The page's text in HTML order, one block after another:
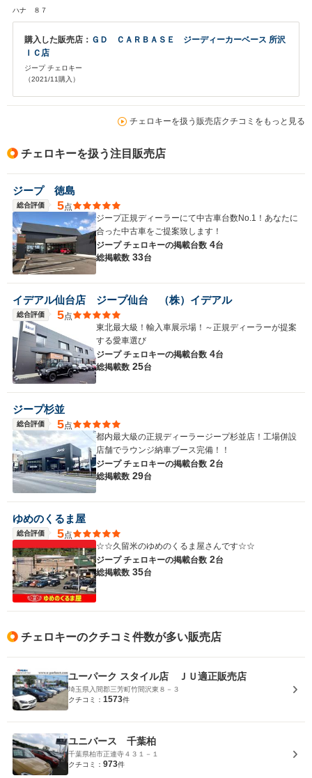
ミスにより名義変更ができないというトラブルが発生しましたが、迅速な対
す！
ハナ ８７
購入した販売店： ＧＤ ＣＡＲＢＡＳＥ ジーディーカーベース 所沢
ＩＣ店
ジープ チェロキー
（2021/11購入）
チェロキーを扱う販売店クチコミをもっと見る
チェロキーを扱う注目販売店
ジープ 徳島
総合評価 5点
ジープ正規ディーラーにて中古車台数No.1！あなたに
合った中古車をご提案致します！
ジープ チェロキーの掲載台数 4台
総掲載数 33台
イデアル仙台店 ジープ仙台 （株）イデアル
総合評価 5点
東北最大級！輸入車展示場！～正規ディーラーが提案
する愛車選び
ジープ チェロキーの掲載台数 4台
総掲載数 25台
ジープ杉並
総合評価 5点
都内最大級の正規ディーラージープ杉並店！工場併設
店舗でラウンジ納車ブース完備！！
ジープ チェロキーの掲載台数 2台
総掲載数 29台
ゆめのくるま屋
総合評価 5点
☆☆久留米のゆめのくるま屋さんです☆☆
ジープ チェロキーの掲載台数 2台
総掲載数 35台
チェロキーのクチコミ件数が多い販売店
ユーパーク スタイル店 ＪＵ適正販売店
埼玉県入間郡三芳町竹間沢東８－３
クチコミ： 1573件
ユニバース 千葉柏
千葉県柏市正連寺４３１－１
クチコミ： 973件